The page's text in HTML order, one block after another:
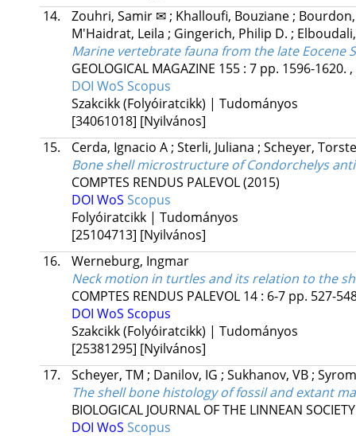
14.
Zouhri, Samir ✉; Khalloufi, Bouziane;
M'Haidrat, Leila ; Gingerich, Philip D. ;
Marine vertebrate fauna from the late Eocene
GEOLOGICAL MAGAZINE 155: 7 pp. 1596-1620.
DOI WoS Scopus
Szakcikk (Folyóiratcikk) | Tudományos
[34061018] [Nyilvános]
15.
Cerda, Ignacio A; Sterli, Juliana ; Scheyer,
Bone shell microstructure of Condorchelys
COMPTES RENDUS PALEVOL(2015)
DOI WoS Scopus
Folyóiratcikk | Tudományos
[25104713] [Nyilvános]
16.
Werneburg, Ingmar
Neck motion in turtles and its relation to the
COMPTES RENDUS PALEVOL 14: 6-7 pp. 527-
DOI WoS Scopus
Szakcikk (Folyóiratcikk) | Tudományos
[25381295] [Nyilvános]
17.
Scheyer, TM ; Danilov, IG ; Sukhanov, VB;
The shell bone histology of fossil and extant
BIOLOGICAL JOURNAL OF THE LINNEAN SOCIETY
DOI WoS Scopus